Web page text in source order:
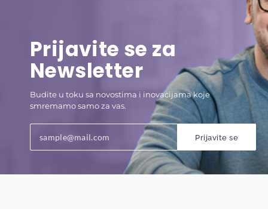
Prijavite se za
Newsletter
Budite u toku sa novostima i inovacijama koje
smremamo samo za vas.
Prijavite se